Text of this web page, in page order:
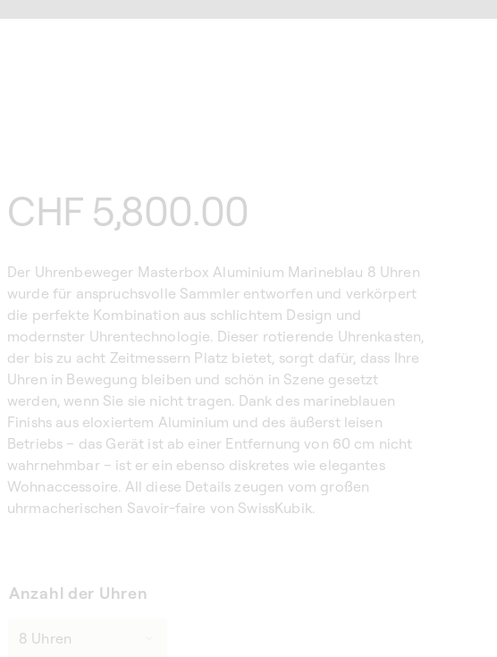
Normaler
Preis
CHF 5,800.00
Der Uhrenbeweger Masterbox Aluminium Marineblau 8 Uhren
wurde für anspruchsvolle Sammler entworfen und verkörpert
die perfekte Kombination aus schlichtem Design und
modernster Uhrentechnologie. Dieser rotierende Uhrenkasten,
der bis zu acht Zeitmessern Platz bietet, sorgt dafür, dass Ihre
Uhren in Bewegung bleiben und schön in Szene gesetzt
werden, wenn Sie sie nicht tragen. Dank des marineblauen
Finishs aus eloxiertem Aluminium und des äußerst leisen
Betriebs – das Gerät ist ab einer Entfernung von 60 cm nicht
wahrnehmbar – ist er ein ebenso diskretes wie elegantes
Wohnaccessoire. All diese Details zeugen vom großen
uhrmacherischen Savoir-faire von SwissKubik.
Anzahl der Uhren